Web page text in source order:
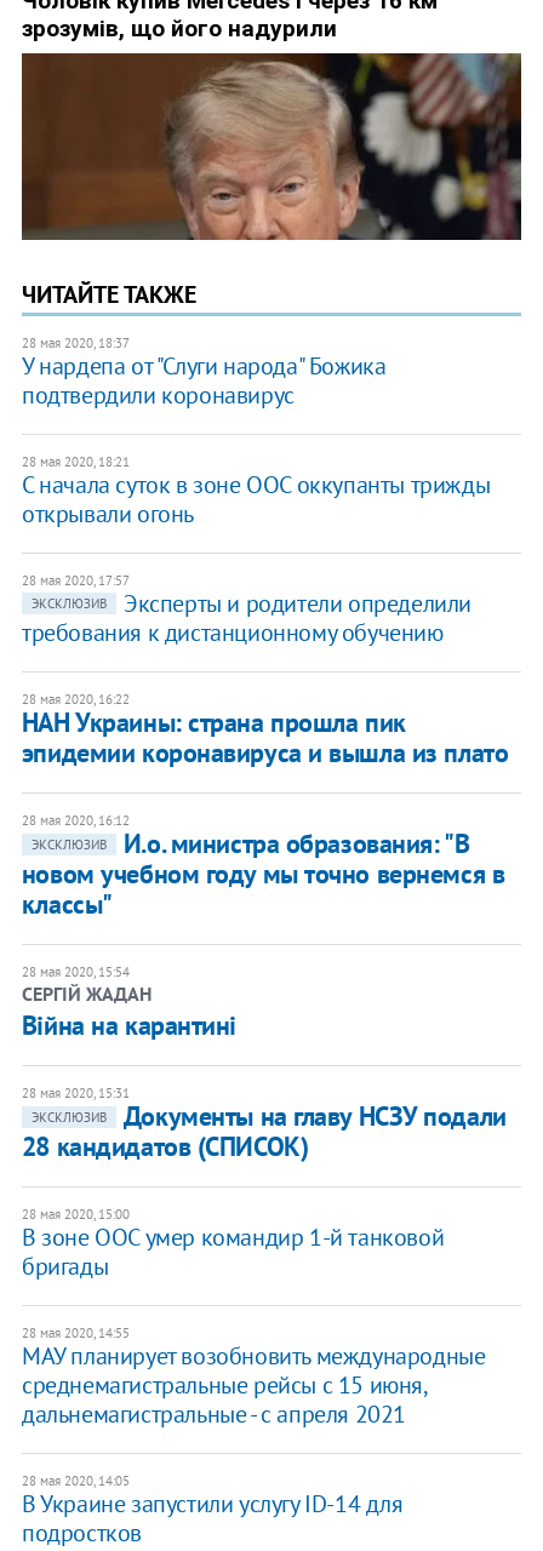
ЧИТАЙТЕ ТАКЖЕ
28 мая 2020, 18:37
У нардепа от "Слуги народа" Божика
подтвердили коронавирус
28 мая 2020, 18:21
С начала суток в зоне ООС оккупанты трижды
открывали огонь
28 мая 2020, 17:57
ЭКСКЛЮЗИВ
Эксперты и родители определили
требования к дистанционному обучению
28 мая 2020, 16:22
НАН Украины: страна прошла пик
эпидемии коронавируса и вышла из плато
28 мая 2020, 16:12
ЭКСКЛЮЗИВ
И.о. министра образования: "В
новом учебном году мы точно вернемся в
классы"
28 мая 2020, 15:54
СЕРГІЙ ЖАДАН
Війна на карантині
28 мая 2020, 15:31
ЭКСКЛЮЗИВ
Документы на главу НСЗУ подали
28 кандидатов (СПИСОК)
28 мая 2020, 15:00
В зоне ООС умер командир 1-й танковой
бригады
28 мая 2020, 14:55
МАУ планирует возобновить международные
среднемагистральные рейсы с 15 июня,
дальнемагистральные - с апреля 2021
28 мая 2020, 14:05
В Украине запустили услугу ID-14 для
подростков